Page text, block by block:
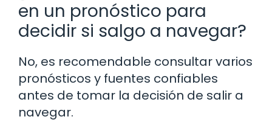
en un pronóstico para
decidir si salgo a navegar?
No, es recomendable consultar varios
pronósticos y fuentes confiables
antes de tomar la decisión de salir a
navegar.